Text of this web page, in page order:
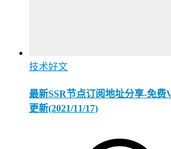
技术好文
最新SSR节点订阅地址分享-免费
更新(2021/11/17)